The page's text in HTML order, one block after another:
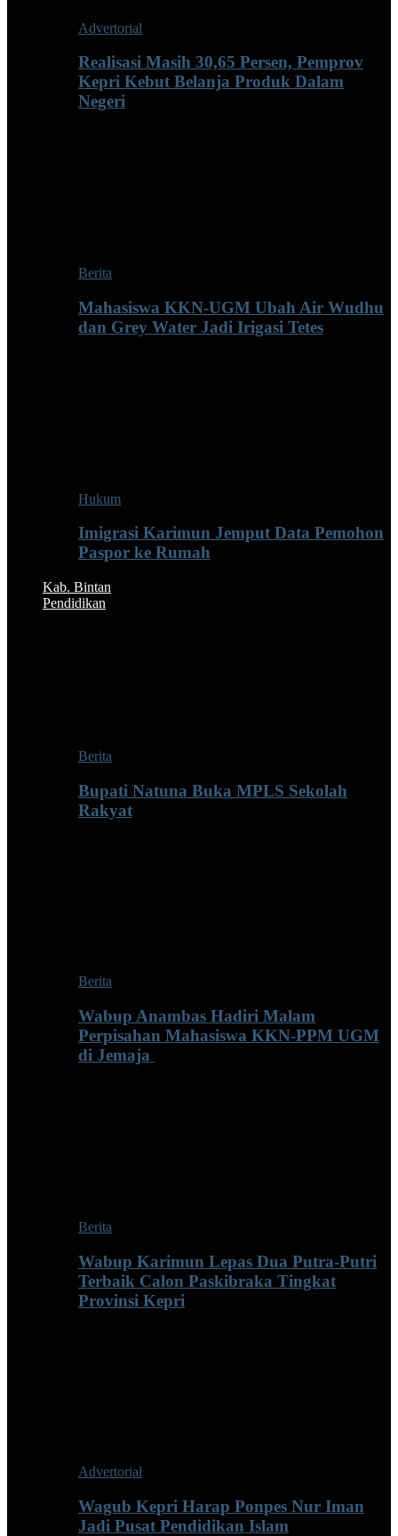
Advertorial
Realisasi Masih 30,65 Persen, Pemprov
Kepri Kebut Belanja Produk Dalam
Negeri
Berita
Mahasiswa KKN-UGM Ubah Air Wudhu
dan Grey Water Jadi Irigasi Tetes
Hukum
Imigrasi Karimun Jemput Data Pemohon
Paspor ke Rumah
Kab. Bintan
Pendidikan
Berita
Bupati Natuna Buka MPLS Sekolah
Rakyat
Berita
Wabup Anambas Hadiri Malam
Perpisahan Mahasiswa KKN-PPM UGM
di Jemaja ‎
Berita
Wabup Karimun Lepas Dua Putra-Putri
Terbaik Calon Paskibraka Tingkat
Provinsi Kepri
Advertorial
Wagub Kepri Harap Ponpes Nur Iman
Jadi Pusat Pendidikan Islam